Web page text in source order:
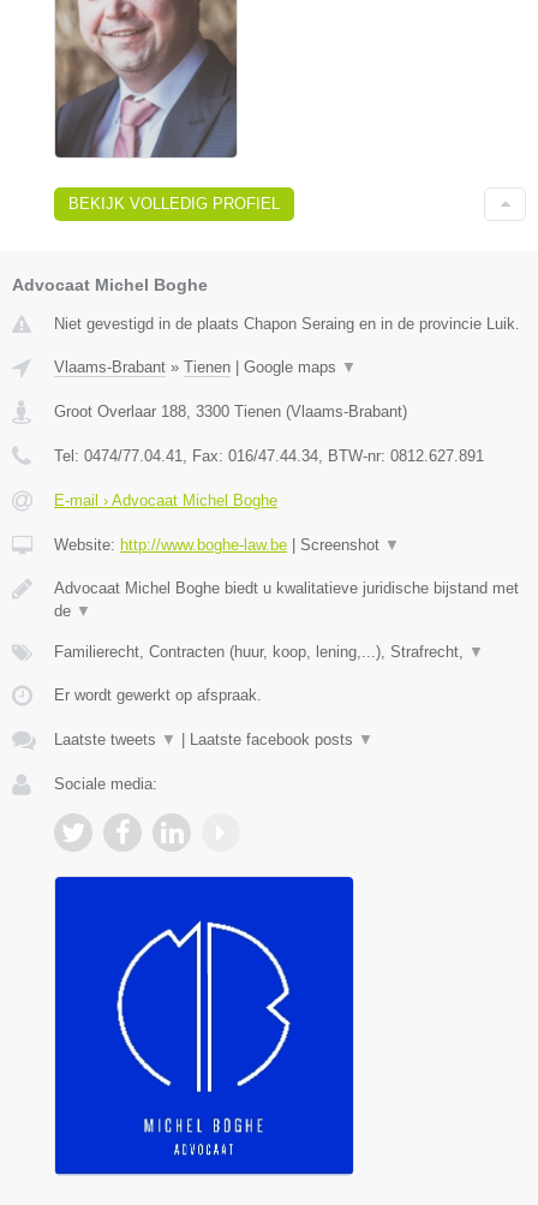
BEKIJK VOLLEDIG PROFIEL
Advocaat Michel Boghe
Niet gevestigd in de plaats Chapon Seraing en in de provincie Luik.
Vlaams-Brabant » Tienen Google maps ▼
Groot Overlaar 188 3300 Tienen (Vlaams-Brabant)
Tel: 0474/77.04.41 , Fax: 016/47.44.34 , BTW-nr: ​0812.627.891
E-mail › Advocaat Michel Boghe
Website: http://www.boghe-law.be Screenshot ▼
Advocaat Michel Boghe biedt u kwalitatieve juridische bijstand met
de ▼
Familierecht, Contracten (huur, koop, lening,...), Strafrecht, ▼
Er wordt gewerkt op afspraak.
Laatste tweets ▼ Laatste facebook posts ▼
Sociale media: